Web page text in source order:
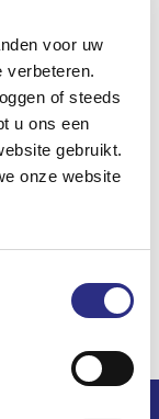
voor uw
verbeteren.
of steeds
u ons een
gebruikt.
onze website
van alle
8